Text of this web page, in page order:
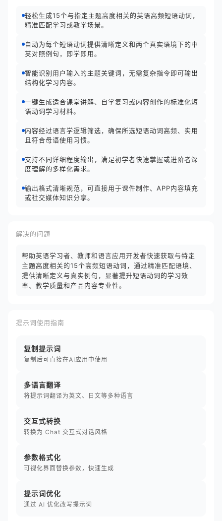
轻松生成15个与指定主题高度相关的英语高频短语动词，
精准匹配学习或教学场景。
自动为每个短语动词提供清晰定义和两个真实语境下的中
英对照例句，即学即用。
智能识别用户输入的主题关键词，无需复杂指令即可输出
结构化学习内容。
一键生成适合课堂讲解、自学复习或内容创作的标准化短
语动词学习材料。
内容经过语言学逻辑筛选，确保所选短语动词高频、实用
且符合母语使用习惯。
支持不同详细程度输出，满足初学者快速掌握或进阶者深
度理解的多样化需求。
输出格式清晰规范，可直接用于课件制作、APP内容填充
或社交媒体知识分享。
解决的问题
帮助英语学习者、教师和语言应用开发者快速获取与特定
主题高度相关的15个高频短语动词，通过精准匹配语境、
提供清晰定义与真实例句，显著提升短语动词的学习效
率、教学质量和产品内容专业性。
提示词使用指南
复制提示词
复制后可直接在AI应用中使用
多语言翻译
将提示词翻译为英文、日文等多种语言
交互式转换
转换为 Chat 交互式对话风格
参数格式化
可视化界面替换参数，快速生成
提示词优化
通过 AI 优化改写提示词